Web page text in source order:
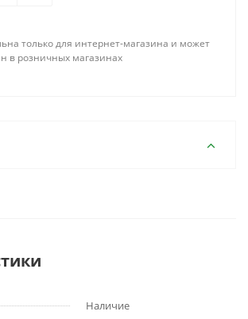
только для интернет-магазина и может
в розничных магазинах
Наличие